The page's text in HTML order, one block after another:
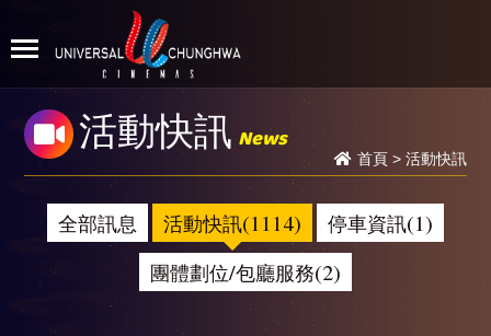
活動快訊 News
首頁> 活動快訊
全部訊息 活動快訊(1114)
停車資訊(1)
團體劃位/包廳服務(2)